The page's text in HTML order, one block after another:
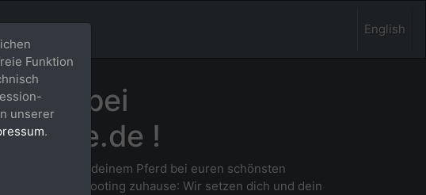
English
bei
!
von dir und deinem Pferd bei euren schönsten
und im Shooting zuhause: Wir setzen dich und dein
Funktion
unserer
.